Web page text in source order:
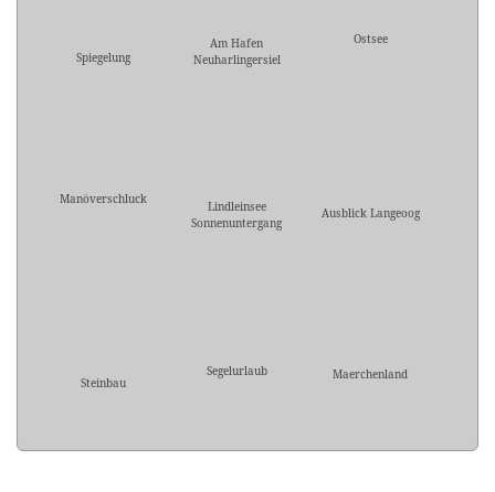
Spiegelung
Am Hafen
Neuharlingersiel
Ostsee
Manöverschluck
Lindleinsee
Sonnenuntergang
Ausblick Langeoog
Steinbau
Segelurlaub Maerchenland